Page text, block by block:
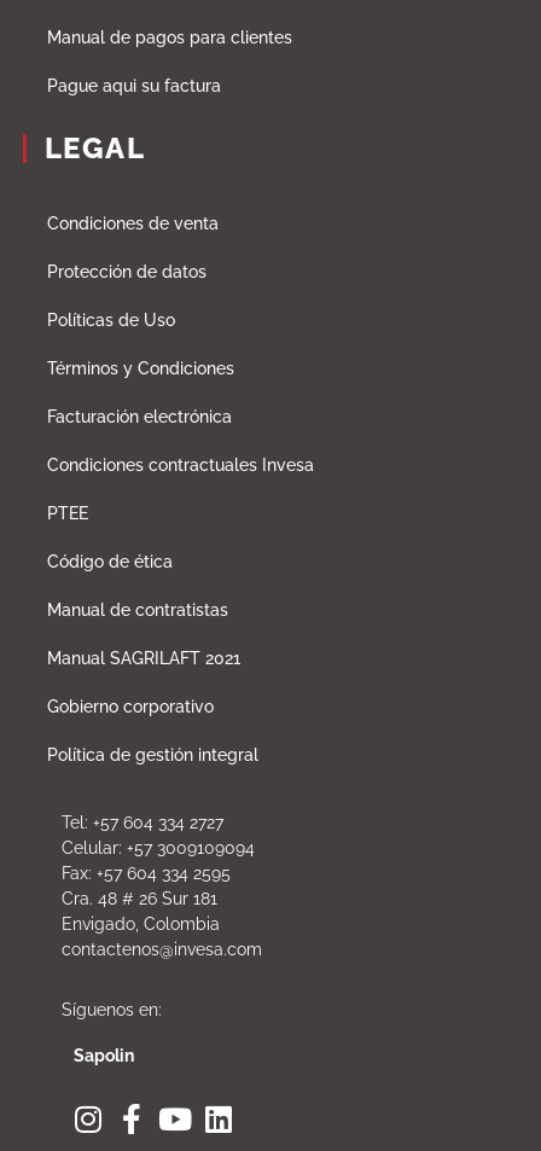
Manual de pagos para clientes
Pague aqui su factura
LEGAL
Condiciones de venta
Protección de datos
Políticas de Uso
Términos y Condiciones
Facturación electrónica
Condiciones contractuales Invesa
PTEE
Código de ética
Manual de contratistas
Manual SAGRILAFT 2021
Gobierno corporativo
Política de gestión integral
Tel: +57 604 334 2727
Celular: +57 3009109094
Fax: +57 604 334 2595
Cra. 48 # 26 Sur 181
Envigado, Colombia
contactenos@invesa.com
Síguenos en:
Sapolin